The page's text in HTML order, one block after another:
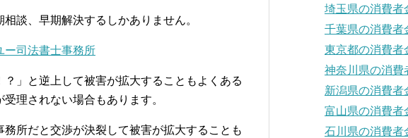
談、早期解決するしかありません。
ー司法書士事務所
」と逆上して被害が拡大することもよくある
理されない場合もあります。
所だと交渉が決裂して被害が拡大することも
埼玉県の消費者
千葉県の消費者
東京都の消費者
神奈川県の消費
新潟県の消費者
富山県の消費者
石川県の消費者